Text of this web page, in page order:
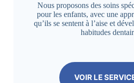
Nous proposons des soins
pour les enfants, avec une
qu’ils se sentent à l’aise et
habitudes
VOIR LE